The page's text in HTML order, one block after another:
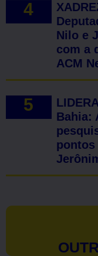
Nilo e
com a
ACM
Bahia:
pontos